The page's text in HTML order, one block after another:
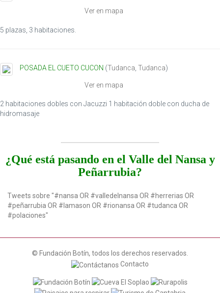
Ver en mapa
5 plazas, 3 habitaciones.
POSADA EL CUETO CUCON (Tudanca Tudanca)
Ver en mapa
2 habitaciones dobles con Jacuzzi 1 habitación doble con ducha de
hidromasaje
¿Qué está pasando en el Valle del Nansa y
Peñarrubia?
Tweets sobre "#nansa OR #valledelnansa OR #herrerias OR
#peñarrubia OR #lamason OR #rionansa OR #tudanca OR
#polaciones"
© Fundación Botín, todos los derechos reservados.
Contacto